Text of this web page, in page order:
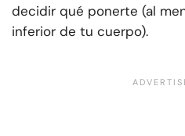
decidir qué ponerte (al
inferior de tu cuerpo).